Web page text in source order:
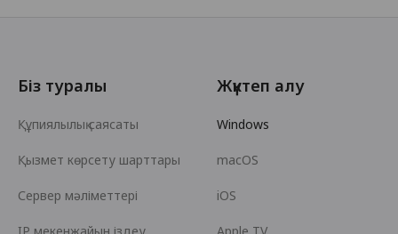
Біз туралы
Құпиялылық саясаты
Қызмет көрсету шарттары
Сервер мәліметтері
IP мекенжайын іздеу
Жүктеп алу
Windows
macOS
iOS
Apple TV